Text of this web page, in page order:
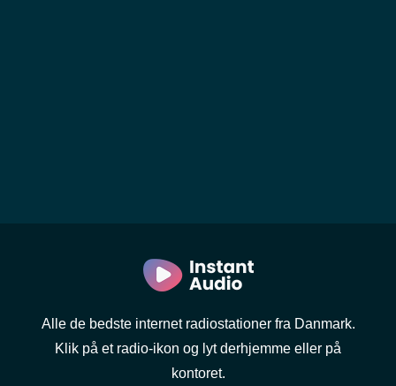
Alle de bedste internet radiostationer fra Danmark.
Klik på et radio-ikon og lyt derhjemme eller på
kontoret.